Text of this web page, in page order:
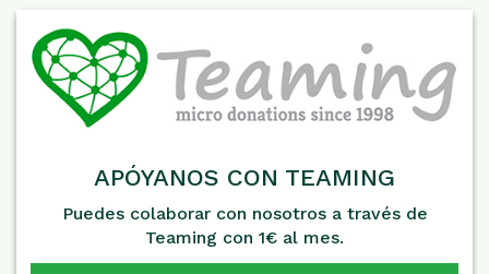
APÓYANOS CON TEAMING
Puedes colaborar con nosotros a través de
Teaming con 1€ al mes.